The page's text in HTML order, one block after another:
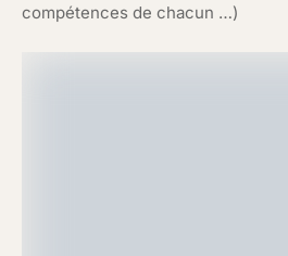
compétences de chacun …)